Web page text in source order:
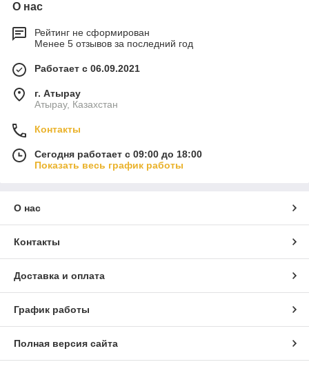
О нас
Рейтинг не сформирован
Менее 5 отзывов за последний год
Работает с 06.09.2021
г. Атырау
Атырау, Казахстан
Контакты
Сегодня работает с 09:00 до 18:00
Показать весь график работы
О нас
Контакты
Доставка и оплата
График работы
Полная версия сайта